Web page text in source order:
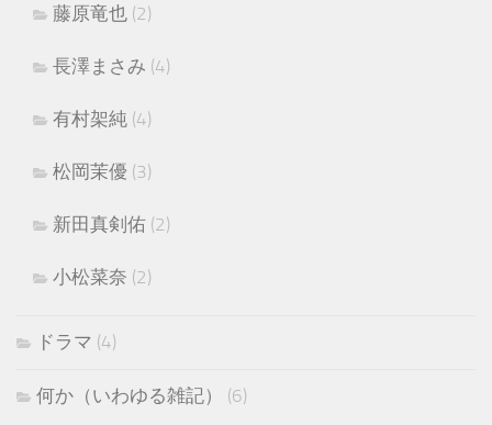
藤原竜也 (2)
長澤まさみ (4)
有村架純 (4)
松岡茉優 (3)
新田真剣佑 (2)
小松菜奈 (2)
ドラマ (4)
何か（いわゆる雑記）
(6)